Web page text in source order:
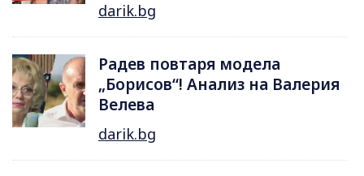
darik.bg
Радев повтаря модела
„Борисов“! Анализ на Валерия
Велева
darik.bg